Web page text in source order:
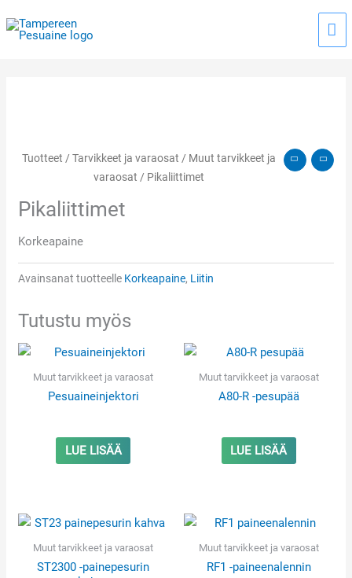
sisältöön
Tuotteet / Tarvikkeet ja varaosat / Muut tarvikkeet ja
varaosat / Pikaliittimet
Pikaliittimet
Korkeapaine
Avainsanat tuotteelle Korkeapaine, Liitin
Tutustu myös
Muut tarvikkeet ja varaosat
Pesuaineinjektori
LUE LISÄÄ
Muut tarvikkeet ja varaosat
A80-R -pesupää
LUE LISÄÄ
Muut tarvikkeet ja varaosat
ST2300 -painepesurin
Muut tarvikkeet ja varaosat
RF1 -paineenalennin